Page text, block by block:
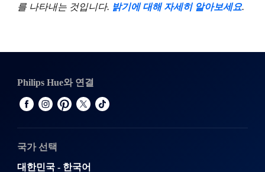
를 나타내는 것입니다. 밝기에 대해 자세히 알아보세요.
Philips Hue와 연결
국가 선택
대한민국 - 한국어